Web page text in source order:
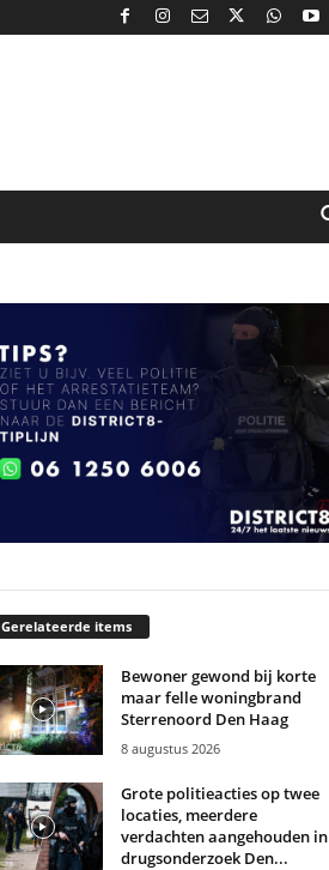
Gerelateerde items
Bewoner gewond bij korte
maar felle woningbrand
Sterrenoord Den Haag
8 augustus 2026
Grote politieacties op twee
locaties, meerdere
verdachten aangehouden in
drugsonderzoek Den...